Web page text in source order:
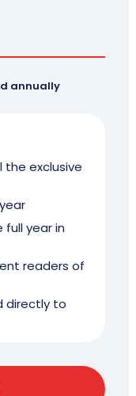
annually
exclusive
full year in
readers of
directly to